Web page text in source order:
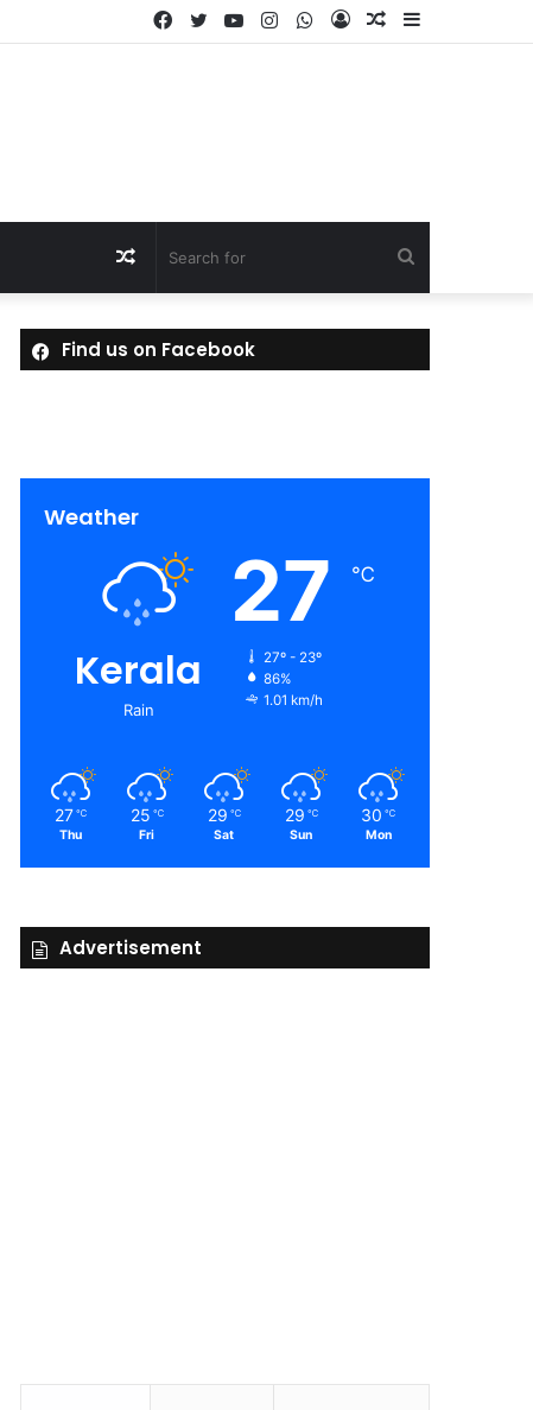
Sidebar
Random
Log
WhatsApp
Instagram
YouTube
Twitter
Facebook
for
Random
Article
Find us on Facebook
Weather
Kerala
Rain
27 ℃
27º - 23º
86%
1.01 km/h
27 ℃
Thu
25 ℃
Fri
29 ℃
Sat
29 ℃
Sun
30 ℃
Mon
Advertisement